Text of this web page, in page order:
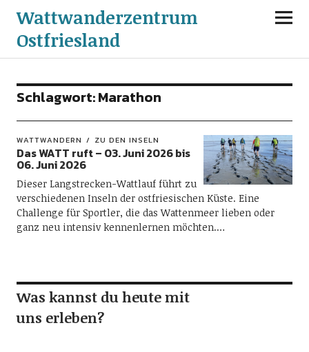
Wattwanderzentrum
Ostfriesland
Schlagwort:Marathon
WATTWANDERN ZU DEN INSELN
Das WATT ruft – 03. Juni 2026 bis
06. Juni 2026
Dieser Langstrecken-Wattlauf führt zu
verschiedenen Inseln der ostfriesischen Küste. Eine
Challenge für Sportler, die das Wattenmeer lieben oder
ganz neu intensiv kennenlernen möchten.…
Was kannst du heute mit
uns erleben?